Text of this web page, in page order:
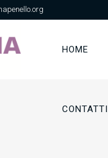
HOME
CONTATTI